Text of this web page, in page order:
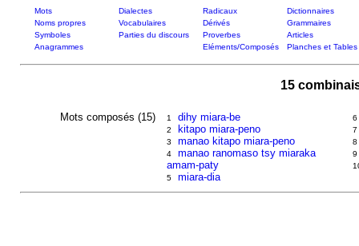
Mots Dialectes Radicaux
Dictionnaires
Noms propres
Vocabulaires Dérivés
Grammaires
Symboles
Parties du discours Proverbes
Articles
Anagrammes
Eléments/Composés Planches et Tables
15
Mots composés (15) 1 dihy miara-be
2 kitapo miara-peno
3 manao kitapo miara-peno
4
manao ranomaso tsy miaraka
amam-paty
5 miara-dia
6
7
8
9